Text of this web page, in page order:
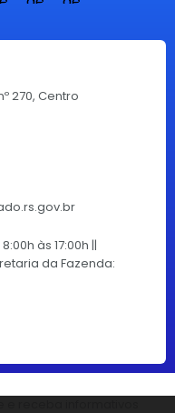
270, Centro
às 17:00h ||
da Fazenda: